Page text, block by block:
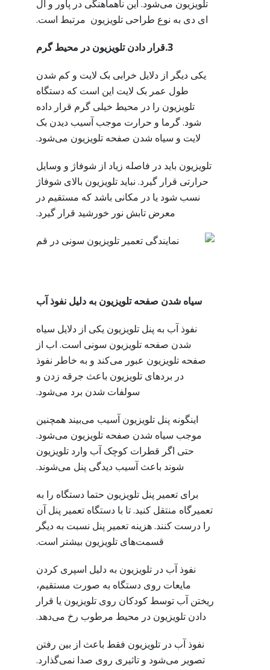
تلویزیون می‌شود. این ناهماهنگی در پاور و ال
ای دی به نوع طراحی تلویزیون مرتبط است.
3.قرار دادن تلویزیون در محیط گرم
یکی دیگر از دلایل خرابی بک لایت و کم شدن
طول عمر بک لایت این است که دستگاه
تلویزیون را در محیط خیلی گرم قرار داده
شود. گرما و حرارت موجب آسیب دیدن بک
لایت و سیاه شدن صفحه تلویزیون می‌شود.
تلویزیون باید در فاصله زیاد از شوفاژ و وسایل
حرارتی قرار گیرد. نباید تلویزیون بالای شوفاژ
نسب شود یا در مکانی باشد که مستقیم در
معرض تابش نور خورشید قرار گیرد.
سیاه شدن صفحه تلویزیون به دلیل نفوذ آب
نفوذ آب به پنل تلویزیون یکی از دلایل سیاه
شدن صفحه تلویزیون سونی است. اب از
صفحه تلویزیون عبور می‌کند و به خاطر نفوذ
در بردهای تلویزیون باعث جرقه زدن و
سولفات شدن برد می‌شود.
اینگونه پنل تلویزیون آسیب می‌بیند همچنین
موجب سیاه شدن صفحه تلویزیون می‌شود.
حتی اگر قطرات کوچک آب وارد تلویزیون
شوند باعث آسیب دیدگی پنل می‌شوند.
برای تعمیر پنل تلویزیون حتما دستگاه را به
تعمیرگاه منتقل کنید. تا با دستگاه تعمیر پنل آن
را درست کنند. هزینه تعمیر پنل نسبت به دیگر
قسمت‌های تلویزیون بیشتر است.
نفوذ آب در تلویزیون به دلیل اسپری کردن
مایعات روی دستگاه به صورت مستقیم،
ریختن آب توسط کودکان روی تلویزیون یا قرار
دادن تلویزیون در محیط مرطوب رخ می‌دهد.
نفوذ آب در تلویزیون فقط باعث از بین رفتن
تصویر می‌شود و تاثیری روی صدا نمی‌گذارد.